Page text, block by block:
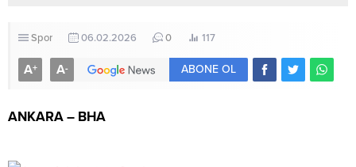
Spor 06.02.2026 0 117
A+ A- ABONE OL
ANKARA – BHA